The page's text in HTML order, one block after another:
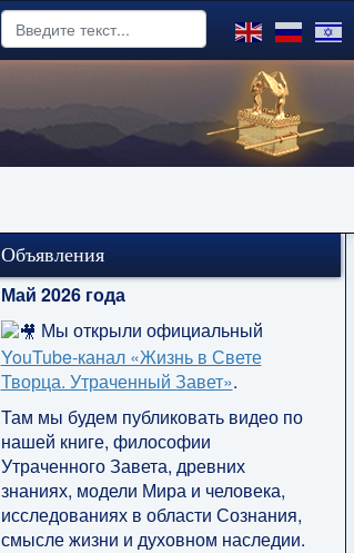
Объявления
Май 2026 года
Мы открыли официальный
YouTube‑канал «Жизнь в Свете
Творца. Утраченный Завет».
Там мы будем публиковать видео по
нашей книге, философии
Утраченного Завета, древних
знаниях, модели Мира и человека,
исследованиях в области Сознания,
смысле жизни и духовном наследии.